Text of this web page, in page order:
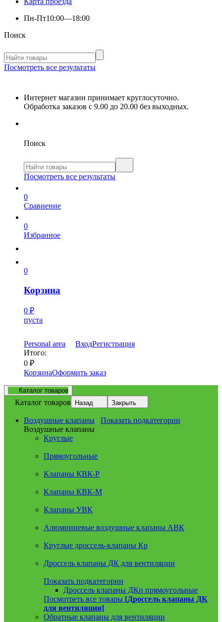
Пн-Пт10:00—18:00
Поиск
Посмотреть все результаты
Интернет магазин принимает круглосуточно.
Обработка заказов с 9.00 до 20.00 без выходных.
Поиск
Посмотреть все результаты
0
Сравнение
0
Избранное
0
Корзина
0 ₽
пуста
Personal area ВходРегистрация
Итого:
0 ₽
КорзинаОформить заказ
Каталог товаров
Каталог товаров Назад Закрыть
Воздушные клапаны
Показать подкатегории
Воздушные клапаны
Круглые
Прямоугольные
Клапаны КВК-Р
Клапаны КВК-М
Клапаны УВК
Алюминиевые воздушные клапаны АВК
Круглые дроссель-клапаны Кр
Дроссель клапаны ДК для вентиляции
Показать подкатегории
Дроссель клапаны ДКп прямоугольные
Посмотреть все товары [Дроссель клапаны ДК
для вентиляции]
Обратные клапаны для вентиляции